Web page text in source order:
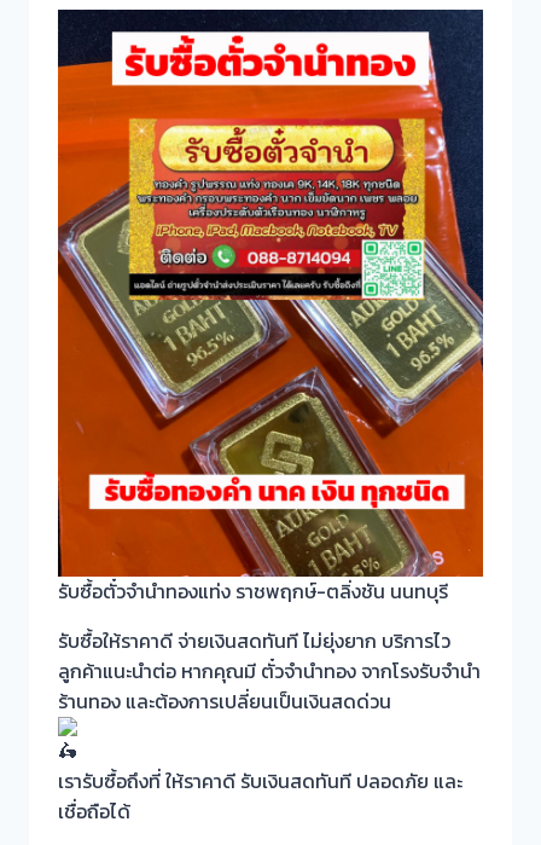
รับซื้อตั๋วจำนำทองแท่ง ราชพฤกษ์-ตลิ่งชัน นนทบุรี
รับซื้อให้ราคาดี จ่ายเงินสดทันที ไม่ยุ่งยาก บริการไว
ลูกค้าแนะนำต่อ หากคุณมี ตั๋วจำนำทอง จากโรงรับจำนำ
ร้านทอง และต้องการเปลี่ยนเป็นเงินสดด่วน
เรารับซื้อถึงที่ ให้ราคาดี รับเงินสดทันที ปลอดภัย และ
เชื่อถือได้